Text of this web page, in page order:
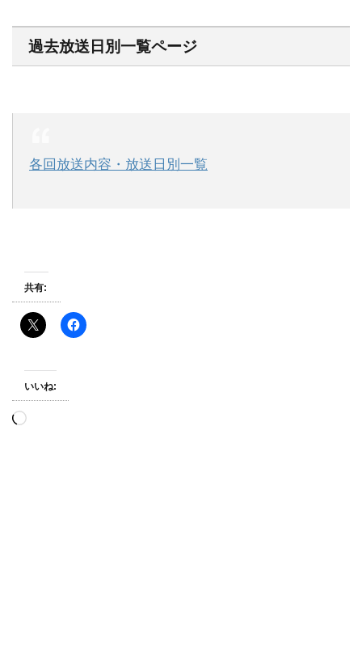
過去放送日別一覧ページ
各回放送内容・放送日別一覧
共有:
いいね:
読